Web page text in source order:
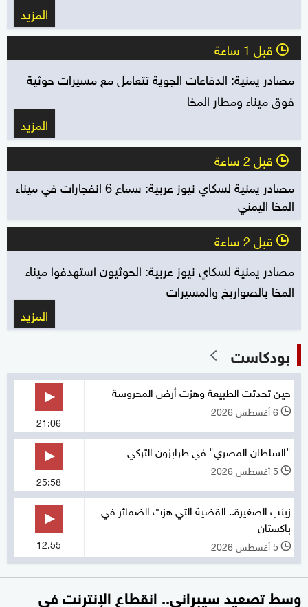
المزيد
l قبل 1 ساعة
مصادر يمنية: الدفاعات الجوية تتعامل مع مسيرات حوثية
فوق ميناء ومطار المخا
المزيد
l قبل 2 ساعة
مصادر يمنية لسكاي نيوز عربية: سماع 6 انفجارات في ميناء
المخا اليمني
l قبل 2 ساعة
مصادر يمنية لسكاي نيوز عربية: الحوثيون استهدفوا ميناء
المخا بالصواريخ والمسيرات
المزيد
بودكاست
حين تحدثت الطبيعة وهزت أرض المحروسة
l 6 أغسطس 2026
21:06
"السلطان المصري" في طرابزون التركي
l 5 أغسطس 2026
25:58
زينب الصغيرة.. القضية التي هزت الضمائر في
باكستان
l 5 أغسطس 2026 12:55
وسط تصعيد سيبراني.. انقطاع الإنترنت في